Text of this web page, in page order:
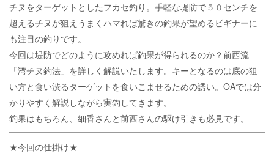
チヌをターゲットとしたフカセ釣り。手軽な堤防で５０センチを
超えるチヌが狙えうまくハマれば驚きの釣果が望めるビギナーに
も注目の釣りです。
今回は堤防でどのように攻めれば釣果が得られるのか？前西流
「湾チヌ釣法」を詳しく解説いたします。キーとなるのは底の狙
い方と食い渋るターゲットを食いこませるための誘い。OAでは分
かりやすく解説しながら実釣してきます。
釣果はもちろん、細香さんと前西さんの駆け引きも必見です。
★今回の仕掛け★